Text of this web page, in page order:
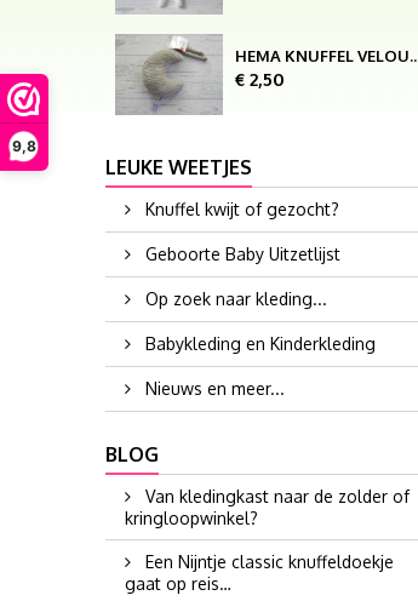
9,8
HEMA KNUFFEL VELOURS
Prijs
€ 2,50
LEUKE WEETJES
Knuffel kwijt of gezocht?
Geboorte Baby Uitzetlijst
Op zoek naar kleding...
Babykleding en Kinderkleding
Nieuws en meer...
BLOG
Van kledingkast naar de zolder of
kringloopwinkel?
Een Nijntje classic knuffeldoekje
gaat op reis…